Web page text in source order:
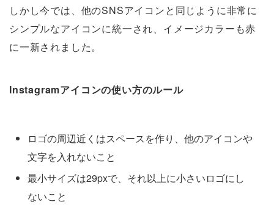
しかし今では、他のSNSアイコンと同じように非常に
シンプルなアイコンに統一され、イメージカラーも赤
に一新されました。
Instagramアイコンの使い方のルール
ロゴの周辺近くはスペースを作り、他のアイコンや
文字を入れないこと
最小サイズは29pxで、それ以上に小さいロゴにし
ないこと